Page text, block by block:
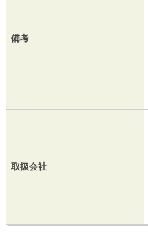
備考
取扱会社